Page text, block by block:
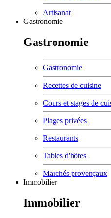
Artisanat
Gastronomie
Gastronomie
Gastronomie
Recettes de cuisine
Cours et stages de
Plages privées
Restaurants
Tables d'hôtes
Marchés provençaux
Immobilier
Immobilier